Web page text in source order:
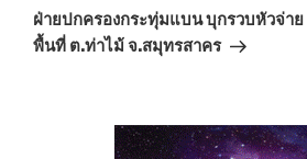
Post
ฝ่ายปกครองกระทุ่มแบน บุกรวบหัวจ่าย
พื้นที่ ต.ท่าไม้ จ.สมุทรสาคร